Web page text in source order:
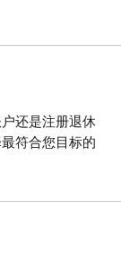
还是注册退休
符合您目标的